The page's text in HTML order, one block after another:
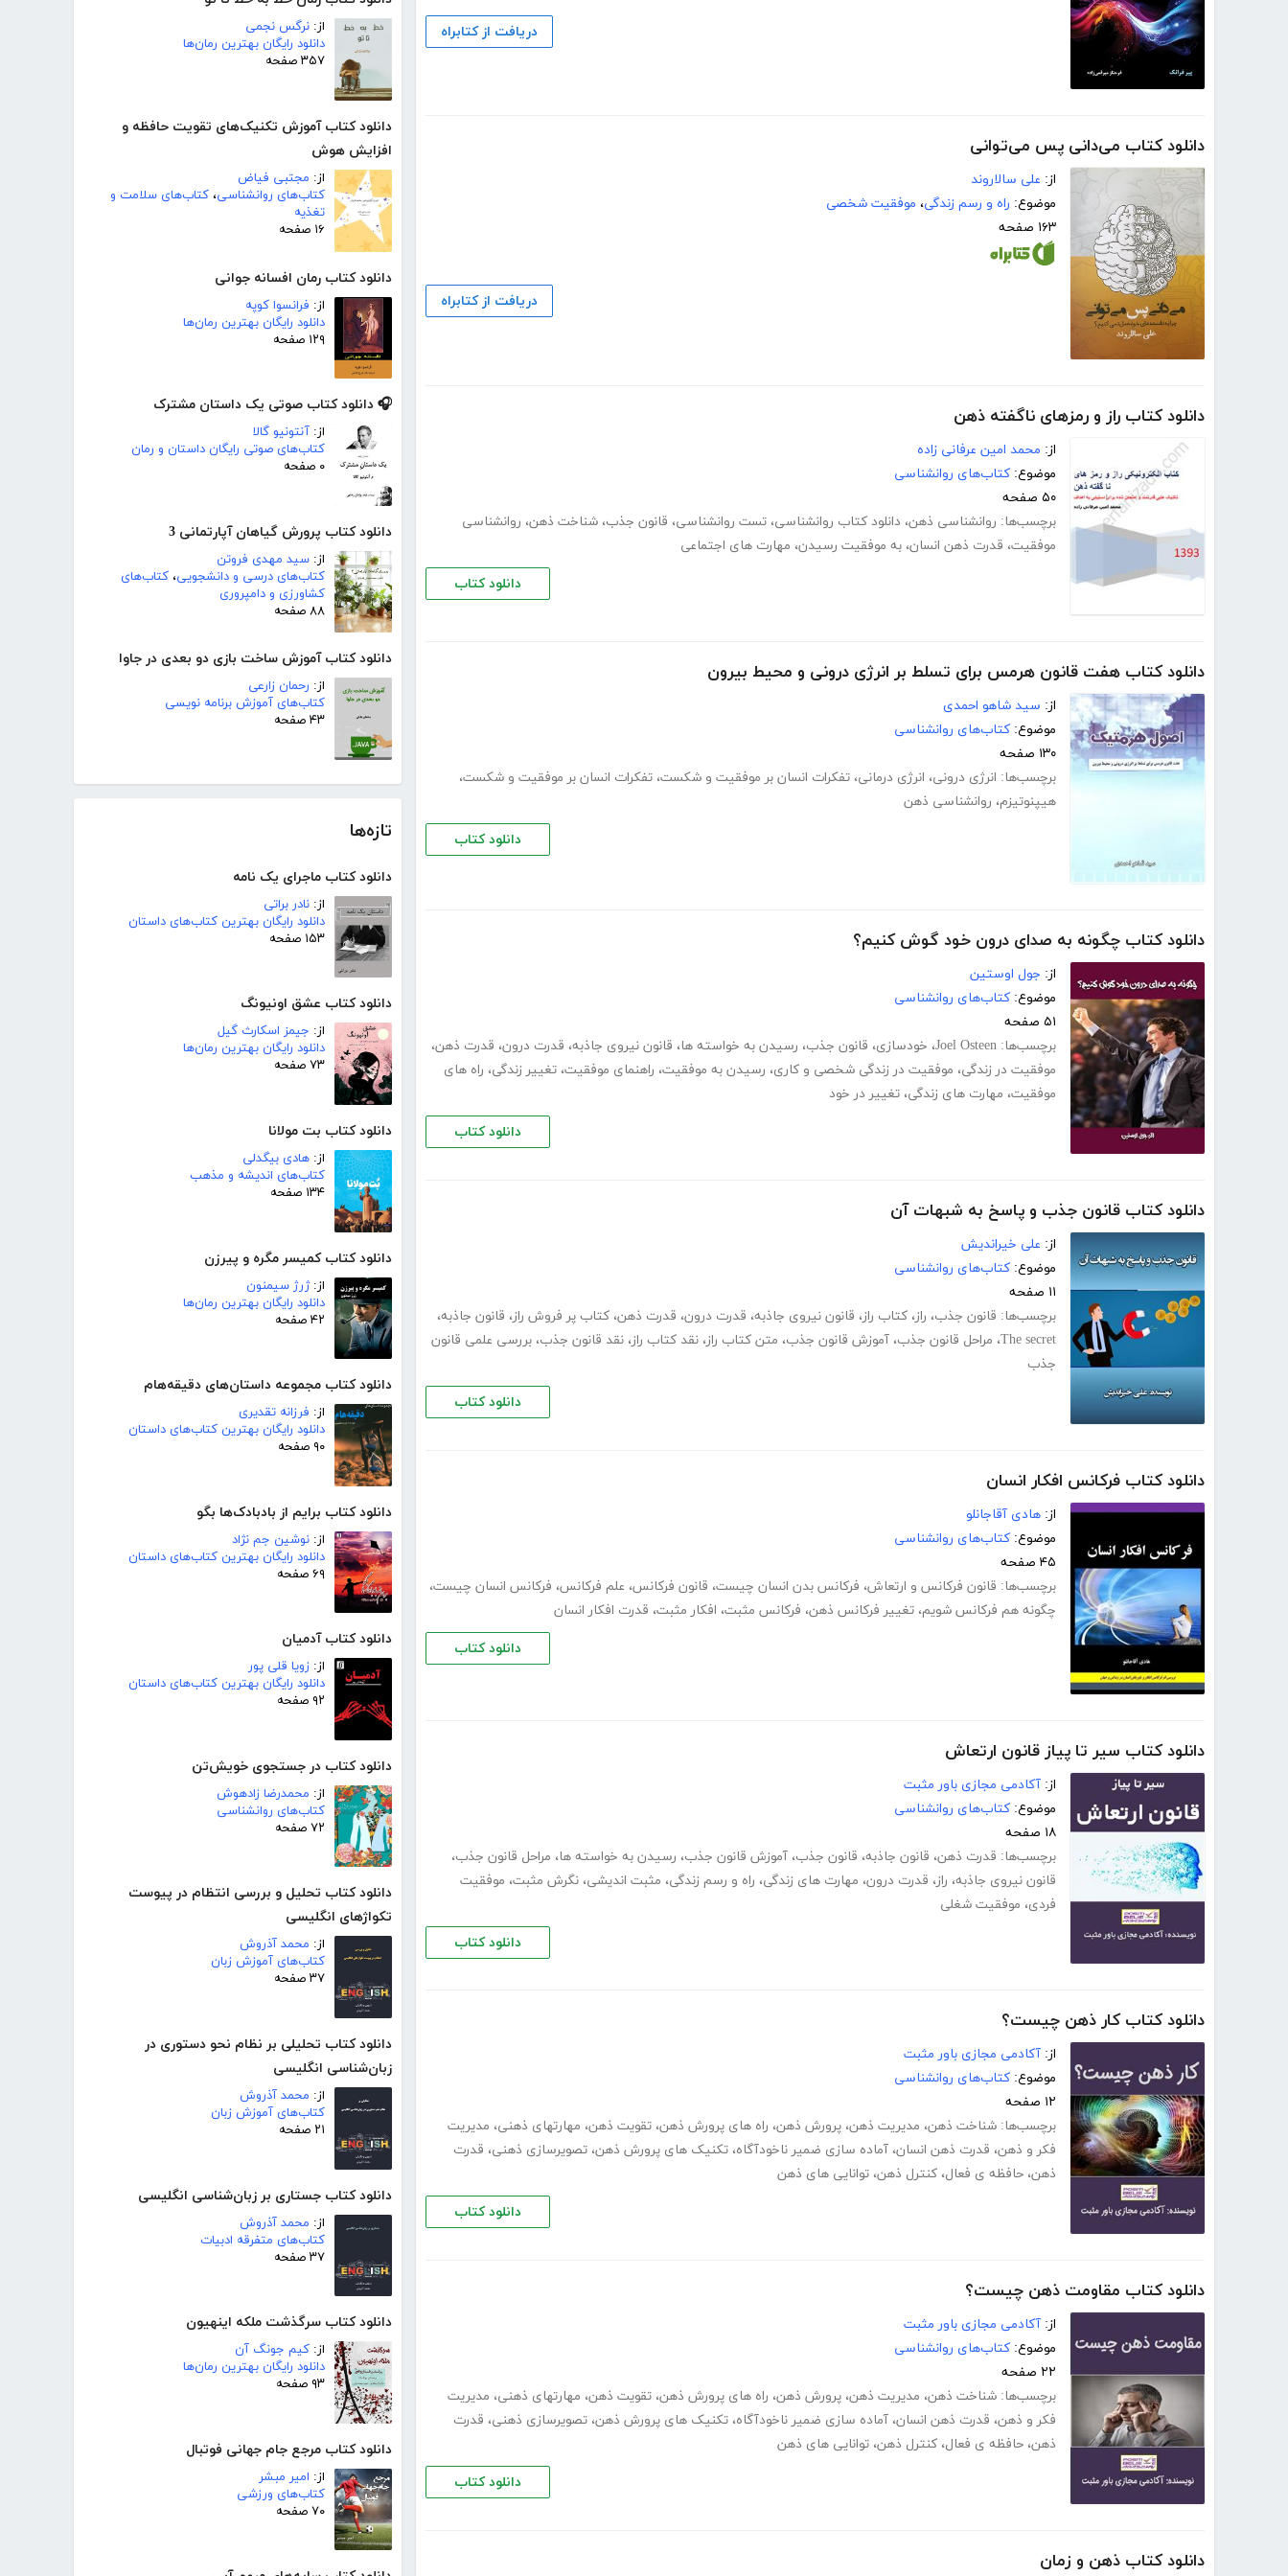
از: نرگس نجمی
دانلود رایگان بهترین رمان‌ها
۳۵۷ صفحه
دانلود کتاب آموزش تکنیک‌های تقویت حافظه و
افزایش هوش
از: مجتبی فیاض
کتاب‌های روانشناسی، کتاب‌های سلامت و
تغذیه
۱۶ صفحه
دانلود کتاب رمان افسانه جوانی
از: فرانسوا کوپه
دانلود رایگان بهترین رمان‌ها
۱۲۹ صفحه
🎧 دانلود کتاب صوتی یک داستان مشترک
از: آنتونیو گالا
کتاب‌های صوتی رایگان داستان و رمان
۰ صفحه
دانلود کتاب پرورش گیاهان آپارتمانی 3
از: سید مهدی فروتن
کتاب‌های درسی و دانشجویی، کتاب‌های
کشاورزی و دامپروری
۸۸ صفحه
دانلود کتاب آموزش ساخت بازی دو بعدی در جاوا
از: رحمان زارعی
کتاب‌های آموزش برنامه نویسی
۴۳ صفحه
تازه‌ها
دانلود کتاب ماجرای یک نامه
از: نادر براتی
دانلود رایگان بهترین کتاب‌های داستان
۱۵۳ صفحه
دانلود کتاب عشق اونیونگ
از: جیمز اسکارث گیل
دانلود رایگان بهترین رمان‌ها
۷۳ صفحه
دانلود کتاب بت مولانا
از: هادی بیگدلی
کتاب‌های اندیشه و مذهب
۱۳۴ صفحه
دانلود کتاب کمیسر مگره و پیرزن
از:ژرژ سیمنون
دانلود رایگان بهترین رمان‌ها
۴۲ صفحه
دانلود کتاب مجموعه داستان‌های دقیقه‌هام
از: فرزانه تقدیری
دانلود رایگان بهترین کتاب‌های داستان
۹۰ صفحه
دانلود کتاب برایم از بادبادک‌ها بگو
از: نوشین جم نژاد
دانلود رایگان بهترین کتاب‌های داستان
۶۹ صفحه
دانلود کتاب آدمیان
از: زویا قلی پور
دانلود رایگان بهترین کتاب‌های داستان
۹۲ صفحه
دانلود کتاب در جستجوی خویش‌تن
از: محمدرضا زادهوش
کتاب‌های روانشناسی
۷۲ صفحه
دانلود کتاب تحلیل و بررسی انتظام در پیوست
تکواژهای انگلیسی
از: محمد آذروش
کتاب‌های آموزش زبان
۳۷ صفحه
دانلود کتاب تحلیلی بر نظام نحو دستوری در
زبان‌شناسی انگلیسی
از: محمد آذروش
کتاب‌های آموزش زبان
۲۱ صفحه
دانلود کتاب جستاری بر زبان‌شناسی انگلیسی
از: محمد آذروش
کتاب‌های متفرقه ادبیات
۳۷ صفحه
دانلود کتاب سرگذشت ملکه اینهیون
از: کیم جونگ آن
دانلود رایگان بهترین رمان‌ها
۹۳ صفحه
دانلود کتاب مرجع جام جهانی فوتبال
از: امیر مبشر
کتاب‌های ورزشی
۷۰ صفحه
دریافت از کتابراه
دانلود کتاب می‌دانی پس می‌توانی
از: على سالاروند
موضوع: راه و رسم زندگی، موفقیت شخصی
۱۶۳ صفحه
دریافت از کتابراه
دانلود کتاب راز و رمزهای ناگفته ذهن
از: محمد امین عرفانی زاده
موضوع: کتاب‌های روانشناسی
۵۰ صفحه
برچسب‌ها: روانشناسی ذهن، دانلود کتاب روانشناسی، تست روانشناسی، قانون جذب، شناخت ذهن، روانشناسی
موفقیت، قدرت ذهن انسان، به موفقیت رسیدن، مهارت های اجتماعی
دانلود کتاب
دانلود کتاب هفت قانون هرمس برای تسلط بر انرژی درونی و محیط بیرون
از: سید شاهو احمدی
موضوع: کتاب‌های روانشناسی
۱۳۰ صفحه
برچسب‌ها: انرژی درونی، انرژی درمانی، تفکرات انسان بر موفقیت و شکست، تفکرات انسان بر موفقیت و شکست،
هیپنوتیزم، روانشناسی ذهن
دانلود کتاب
دانلود کتاب چگونه به صدای درون خود گوش کنیم؟
از: جول اوستین
موضوع: کتاب‌های روانشناسی
۵۱ صفحه
برچسب‌ها: Joel Osteen، خودسازی، قانون جذب، رسیدن به خواسته ها، قانون نیروی جاذبه، قدرت درون، قدرت ذهن،
موفقیت در زندگی، موفقیت در زندگی شخصی و کاری، رسیدن به موفقیت، راهنمای موفقیت، تغییر زندگی، راه های
موفقیت، مهارت های زندگی، تغییر در خود
دانلود کتاب
دانلود کتاب قانون جذب و پاسخ به شبهات آن
از: علی خیراندیش
موضوع: کتاب‌های روانشناسی
۱۱ صفحه
برچسب‌ها: قانون جذب، راز، کتاب راز، قانون نیروی جاذبه، قدرت درون، قدرت ذهن، کتاب پر فروش راز، قانون جاذبه،
The secret، مراحل قانون جذب، آموزش قانون جذب، متن کتاب راز، نقد کتاب راز، نقد قانون جذب، بررسی علمی قانون
جذب
دانلود کتاب
دانلود کتاب فرکانس افکار انسان
از: هادی آقاجانلو
موضوع: کتاب‌های روانشناسی
۴۵ صفحه
برچسب‌ها: قانون فرکانس و ارتعاش، فرکانس بدن انسان چیست، قانون فرکانس، علم فرکانس، فرکانس انسان چیست،
چگونه هم فرکانس شویم، تغییر فرکانس ذهن، فرکانس مثبت، افکار مثبت، قدرت افکار انسان
دانلود کتاب
دانلود کتاب سیر تا پیاز قانون ارتعاش
از: آکادمی مجازی باور مثبت
موضوع: کتاب‌های روانشناسی
۱۸ صفحه
برچسب‌ها: قدرت ذهن، قانون جاذبه، قانون جذب، آموزش قانون جذب، رسیدن به خواسته ها، مراحل قانون جذب،
قانون نیروی جاذبه، راز، قدرت درون، مهارت های زندگی، راه و رسم زندگی، مثبت اندیشی، نگرش مثبت، موفقیت
فردی، موفقیت شغلی
دانلود کتاب
دانلود کتاب کار ذهن چیست؟
از: آکادمی مجازی باور مثبت
موضوع: کتاب‌های روانشناسی
۱۲ صفحه
برچسب‌ها: شناخت ذهن، مدیریت ذهن، پرورش ذهن، راه های پرورش ذهن، تقویت ذهن، مهارت­های ذهنی، مدیریت
فکر و ذهن، قدرت ذهن انسان، آماده سازی ضمیر ناخودآگاه، تکنیک های پرورش ذهن، تصویرسازی ذهنی، قدرت
ذهن، حافظه ی فعال، کنترل ذهن، توانایی های ذهن
دانلود کتاب
دانلود کتاب مقاومت ذهن چیست؟
از: آکادمی مجازی باور مثبت
موضوع: کتاب‌های روانشناسی
۲۲ صفحه
برچسب‌ها: شناخت ذهن، مدیریت ذهن، پرورش ذهن، راه های پرورش ذهن، تقویت ذهن، مهارت­های ذهنی، مدیریت
فکر و ذهن، قدرت ذهن انسان، آماده سازی ضمیر ناخودآگاه، تکنیک های پرورش ذهن، تصویرسازی ذهنی، قدرت
ذهن، حافظه ی فعال، کنترل ذهن، توانایی های ذهن
دانلود کتاب
دانلود کتاب ذهن و زمان